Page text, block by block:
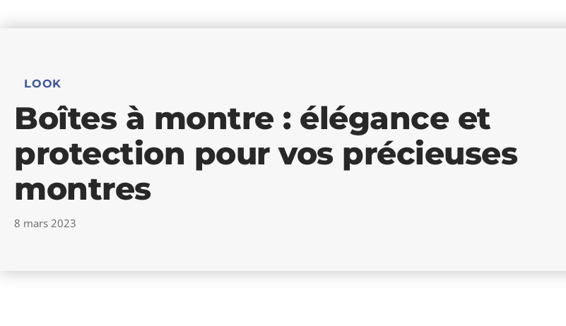
LOOK
Boîtes à montre : élégance et
protection pour vos précieuses
montres
8 mars 2023